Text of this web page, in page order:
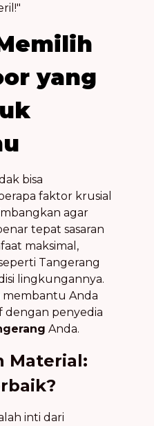
yang
bisa
faktor krusial
agar
tepat sasaran
maksimal,
Tangerang
lingkungannya.
membantu Anda
dengan penyedia
Anda.
Material:
inti dari